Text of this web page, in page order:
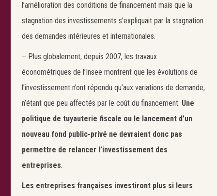
l’amélioration des conditions de financement mais que la
stagnation des investissements s’expliquait par la stagnation
des demandes intérieures et internationales.
– Plus globalement, depuis 2007, les travaux
économétriques de l’Insee montrent que les évolutions de
l’investissement n’ont répondu qu’aux variations de demande,
n’étant que peu affectés par le coût du financement. Une
politique de tuyauterie fiscale ou le lancement d’un
nouveau fond public-privé ne devraient donc pas
permettre de relancer l’investissement des
entreprises.
Les entreprises françaises investiront plus si leurs